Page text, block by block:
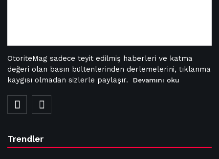
OtoriteMag sadece teyit edilmiş haberleri ve katma
değeri olan basın bültenlerinden derlemelerini, tıklanma
kaygısı olmadan sizlerle paylaşır.
Devamını oku
Trendler